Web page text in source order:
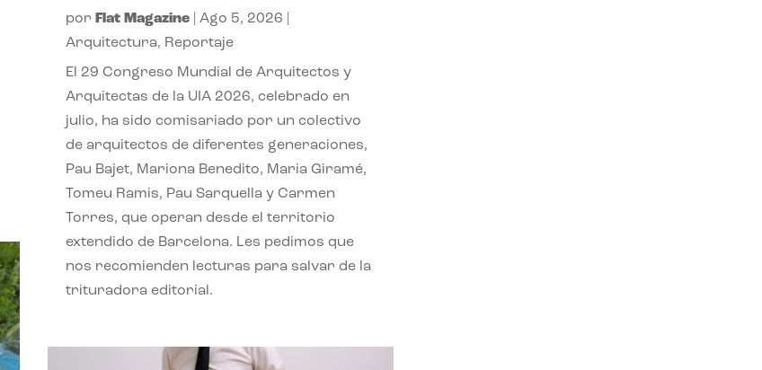
por Flat Magazine| Ago 5, 2026
Arquitectura, Reportaje
El 29 Congreso Mundial de Arquitectos y
Arquitectas de la UIA 2026, celebrado en
julio, ha sido comisariado por un colectivo
de arquitectos de diferentes generaciones,
Pau Bajet, Mariona Benedito, Maria Giramé,
Tomeu Ramis, Pau Sarquella y Carmen
Torres, que operan desde el territorio
extendido de Barcelona. Les pedimos que
nos recomienden lecturas para salvar de la
trituradora editorial.